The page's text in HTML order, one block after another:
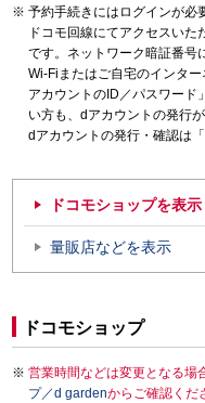
予約手続きにはログインが必
ドコモ回線にてアクセスい
です。ネットワーク暗証番号
Wi-Fiまたはご自宅のインタ
アカウントのID／パスワード
い方も、dアカウントの発行が
dアカウントの発行・確認は「
ドコモショップを表示
量販店などを表示
ドコモショップ
営業時間などは変更となる場
プ／d gardenからご確認くだ